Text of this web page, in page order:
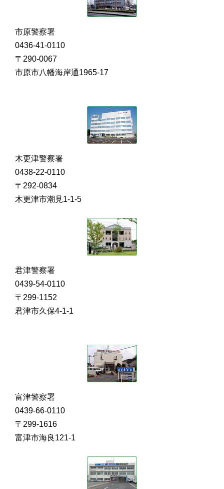
市原警察署
0436-41-0110
〒290-0067
市原市八幡海岸通1965-17
木更津警察署
0438-22-0110
〒292-0834
木更津市潮見1-1-5
君津警察署
0439-54-0110
〒299-1152
君津市久保4-1-1
富津警察署
0439-66-0110
〒299-1616
富津市海良121-1